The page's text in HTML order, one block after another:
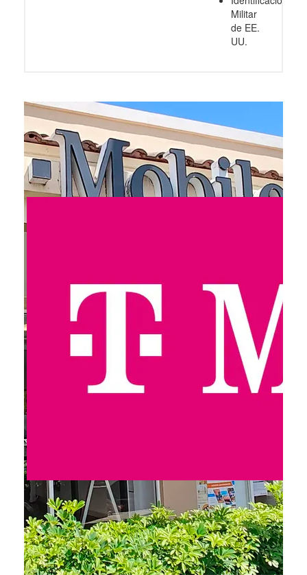
Militar
de EE.
UU.